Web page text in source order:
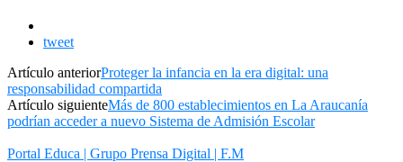
tweet
Artículo anteriorProteger la infancia en la era digital: una
responsabilidad compartida
Artículo siguienteMás de 800 establecimientos en La Araucanía
podrían acceder a nuevo Sistema de Admisión Escolar
Portal Educa | Grupo Prensa Digital | F.M